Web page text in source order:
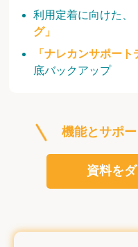
利用定着に向けた、
グ」
「ナレカンサポート
底バックアップ
機能とサポ
資料を